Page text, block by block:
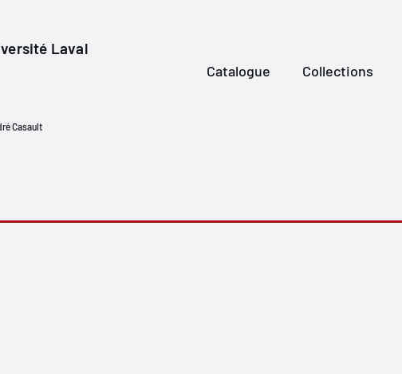
Laval
Catalogue Collections
Casault